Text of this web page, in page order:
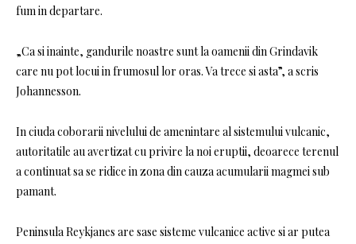
fum in departare.
„Ca si inainte, gandurile noastre sunt la oamenii din Grindavik
care nu pot locui in frumosul lor oras. Va trece si asta”, a scris
Johannesson.
In ciuda coborarii nivelului de amenintare al sistemului vulcanic,
autoritatile au avertizat cu privire la noi eruptii, deoarece terenul
a continuat sa se ridice in zona din cauza acumularii magmei sub
pamant.
Peninsula Reykjanes are sase sisteme vulcanice active si ar putea